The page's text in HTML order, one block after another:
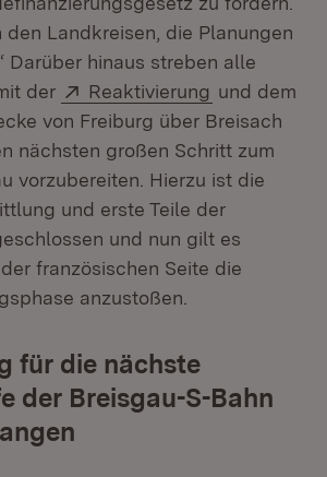
Landkreisen, die Planungen
Darüber hinaus streben alle
der
Extern:
Reaktivierung (Öffnet in
und dem
von Freiburg über Breisach
nächsten großen Schritt zum
vorzubereiten. Hierzu ist die
und erste Teile der
und nun gilt es
französischen Seite die
anzustoßen.
für die nächste
der Breisgau-S-Bahn